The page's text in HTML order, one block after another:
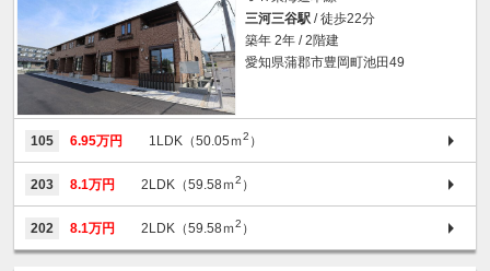
三河三谷駅 / 徒歩22分
築年 2年 / 2階建
愛知県蒲郡市豊岡町池田49
105 6.95万円 1LDK（50.05ｍ2 ）
203 8.1万円 2LDK（59.58ｍ2 ）
202 8.1万円 2LDK（59.58ｍ2 ）